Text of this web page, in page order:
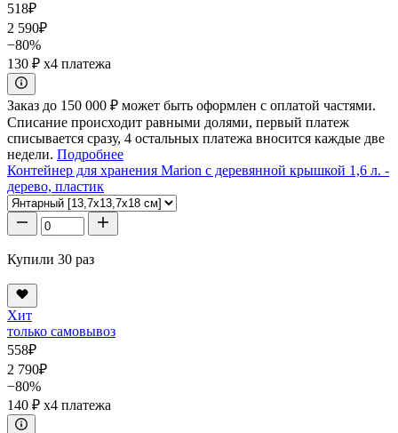
518₽
2 590₽
−80%
130 ₽ x4 платежа
Заказ до 150 000 ₽ может быть оформлен с оплатой частями.
Списание происходит равными долями, первый платеж
списывается сразу, 4 остальных платежа вносится каждые две
недели. Подробнее
Контейнер для хранения Marion с деревянной крышкой 1,6 л. -
дерево, пластик
Купили 30 раз
Хит
только самовывоз
558₽
2 790₽
−80%
140 ₽ x4 платежа